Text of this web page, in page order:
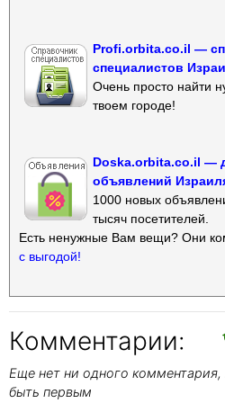
Profi.orbita.co.il —
специалистов
Очень просто найти
твоем городе!
Doska.orbita.co.il —
объявлений
1000 новых
тысяч посетителей.
Есть ненужные Вам вещи? Они
с выгодой!
Комментарии:
Еще нет ни одного
быть первым